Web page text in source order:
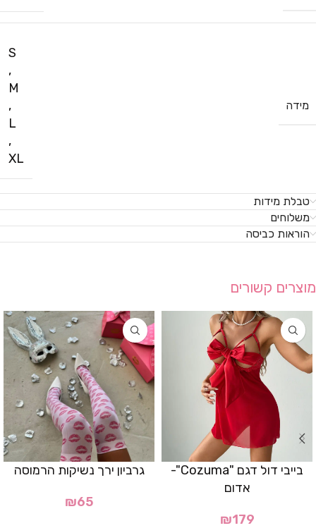
מידה
S
,
M
,
L
,
XL
טבלת מידות
משלוחים
הוראות כביסה
מוצרים קשורים
בייבי דול דגם "Cozuma"-
אדום
₪179
גרביון ירך נשיקות הרמוסה
₪65